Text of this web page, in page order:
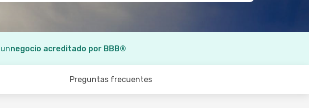
negocio acreditado por BBB®
Preguntas frecuentes